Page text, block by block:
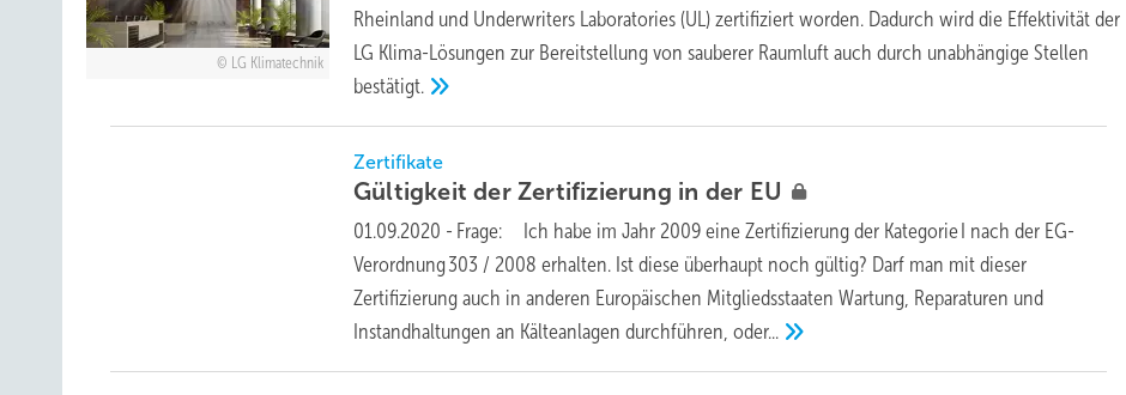
LG Klimatechnik
Rheinland und Underwriters Laboratories (UL) zertifiziert worden. Dadurch wird die Effektivität der
LG Klima-Lösungen zur Bereitstellung von sauberer Raumluft auch durch unabhängige Stellen
bestätigt.
Zertifikate
Gültigkeit der Zertifizierung in der EU
01.09.2020 - Frage: Ich habe im Jahr 2009 eine Zertifizierung der Kategorie I nach der EG-
Verordnung 303 / 2008 erhalten. Ist diese überhaupt noch gültig? Darf man mit dieser
Zertifizierung auch in anderen Europäischen Mitgliedsstaaten Wartung, Reparaturen und
Instandhaltungen an Kälteanlagen durchführen,oder...